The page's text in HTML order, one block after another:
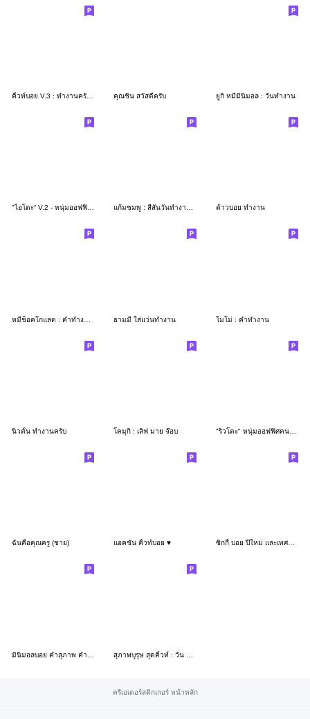
คุณชิน สวัสดีครับ ยูกิ หมีมินิมอล : วันทำงาน
"ไอโตะ“ V.2 - หนุ่มออฟฟิศคนขยัน แก้มชมพู : สีสันวันทำงาน ครับ ต้าวบอย ทำงาน
ธามมี่ ใส่แว่นทำงาน โมโม่ : คำทำงาน
นิวตั้น ทำงานครับ โคมุกิ : เลิฟ มาย จ๊อบ "ริวโตะ" หนุ่มออฟฟิศคนขยัน
ฉันคือคุณครู (ชาย) แอคชั่น คิ้วท์บอย ♥️ ซิกกี้ บอย ปีใหม่ และเทศกาลต่างๆ
ครีเอเตอร์สติกเกอร์ หน้าหลัก